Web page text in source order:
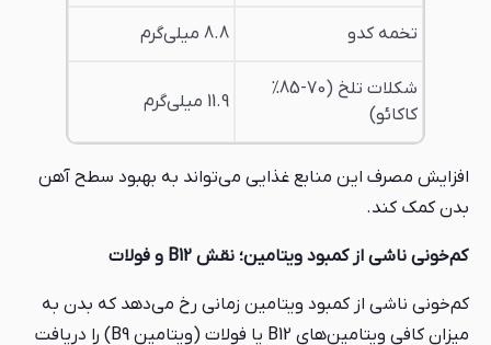
تخمه کدو 8.8 میلی‌گرم
شکلات تلخ (70-85%
کاکائو)
11.9 میلی‌گرم
افزایش مصرف این منابع غذایی می‌تواند به بهبود سطح آهن
بدن کمک کند.
کم‌خونی ناشی از کمبود ویتامین؛ نقش B12 و فولات
کم‌خونی ناشی از کمبود ویتامین زمانی رخ می‌دهد که بدن به
میزان کافی ویتامین‌های B12 یا فولات (ویتامین B9) را دریافت